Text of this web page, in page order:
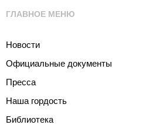
ГЛАВНОЕ МЕНЮ
Новости
Официальные документы
Пресса
Наша гордость
Библиотека